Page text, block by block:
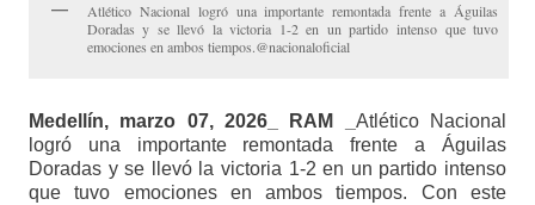
Atlético Nacional logró una importante remontada frente a Águilas
Doradas y se llevó la victoria 1-2 en un partido intenso que tuvo
emociones en ambos tiempos.@nacionaloficial
Medellín, marzo 07, 2026_ RAM _ Atlético Nacional
logró una importante remontada frente a Águilas
Doradas y se llevó la victoria 1-2 en un partido intenso
que tuvo emociones en ambos tiempos. Con este